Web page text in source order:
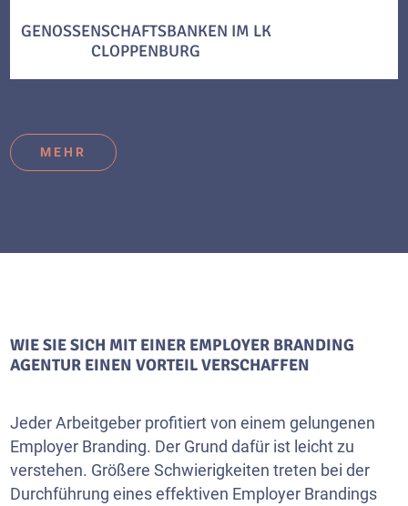
GENOSSENSCHAFTSBANKEN IM LK
CLOPPENBURG
MEHR
WIE SIE SICH MIT EINER EMPLOYER BRANDING
AGENTUR EINEN VORTEIL VERSCHAFFEN
Jeder Arbeitgeber profitiert von einem gelungenen
Employer Branding. Der Grund dafür ist leicht zu
verstehen. Größere Schwierigkeiten treten bei der
Durchführung eines effektiven Employer Brandings